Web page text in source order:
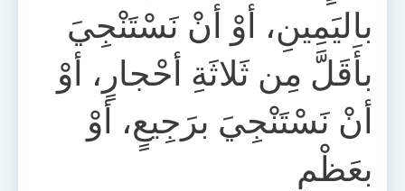
باليَمِينِ، أوْ أنْ نَسْتَنْجِيَ
بأَقَلَّ مِن ثَلاثَةِ أحْجارٍ، أوْ
أنْ نَسْتَنْجِيَ برَجِيعٍ، أوْ
بعَظْمٍ